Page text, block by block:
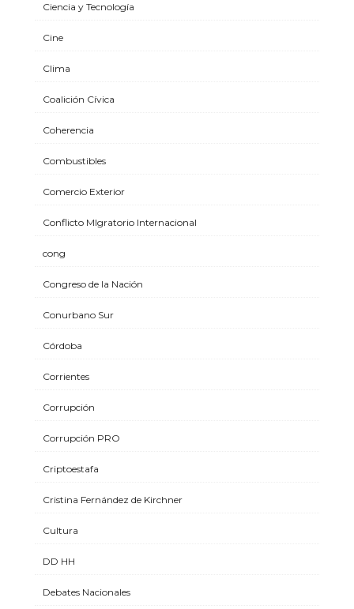
Ciencia y Tecnología
Cine
Clima
Coalición Cívica
Coherencia
Combustibles
Comercio Exterior
Conflicto MIgratorio Internacional
cong
Congreso de la Nación
Conurbano Sur
Córdoba
Corrientes
Corrupción
Corrupción PRO
Criptoestafa
Cristina Fernández de Kirchner
Cultura
DD HH
Debates Nacionales